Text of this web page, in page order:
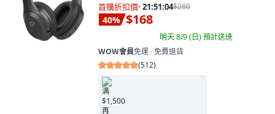
首購折扣價· 21:51:03$280
40% $168
明天 8/9 (日)預計送達
WOW會員免運 ∙ 免費退貨
(512)